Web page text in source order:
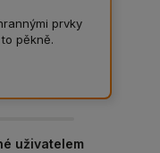
prvky
pěkně.
uživatelem